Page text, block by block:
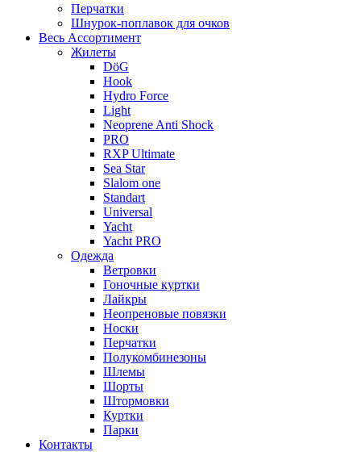
Перчатки
Шнурок-поплавок для очков
Весь Ассортимент
Жилеты
DöG
Hook
Hydro Force
Light
Neoprene Anti Shock
PRO
RXP Ultimate
Sea Star
Slalom one
Standart
Universal
Yacht
Yacht PRO
Одежда
Ветровки
Гоночные куртки
Лайкры
Неопреновые повязки
Носки
Перчатки
Полукомбинезоны
Шлемы
Шорты
Штормовки
Куртки
Парки
Контакты